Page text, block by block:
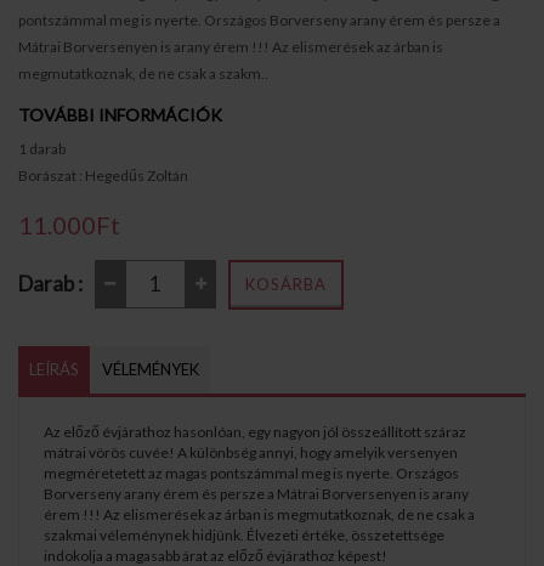
pontszámmal meg is nyerte. Országos Borverseny arany érem és persze a
Mátrai Borversenyen is arany érem !!! Az elismerések az árban is
megmutatkoznak, de ne csak a szakm..
TOVÁBBI INFORMÁCIÓK
1 darab
Borászat : Hegedűs Zoltán
11.000Ft
Darab : KOSÁRBA
LEÍRÁS VÉLEMÉNYEK
Az előző évjárathoz hasonlóan, egy nagyon jól összeállított száraz
mátrai vörös cuvée! A különbség annyi, hogy amelyik versenyen
megméretetett az magas pontszámmal meg is nyerte. Országos
Borverseny arany érem és persze a Mátrai Borversenyen is arany
érem !!! Az elismerések az árban is megmutatkoznak, de ne csak a
szakmai véleménynek hidjünk. Élvezeti értéke, összetettsége
indokolja a magasabb árat az előző évjárathoz képest!